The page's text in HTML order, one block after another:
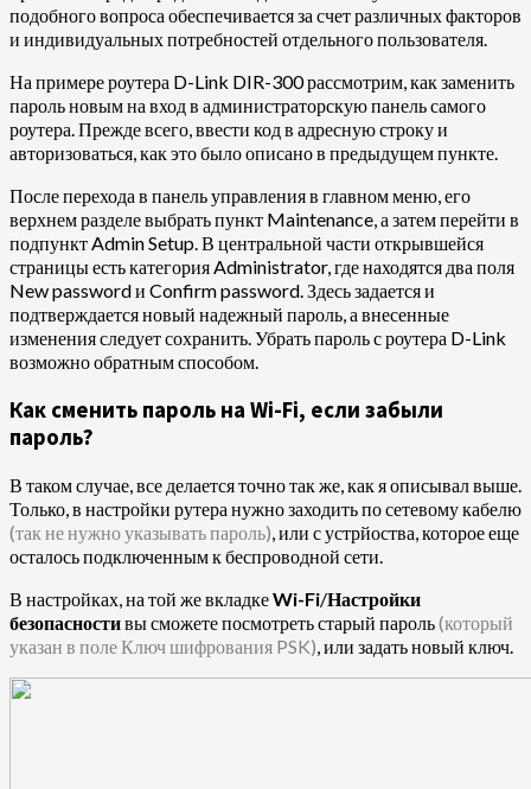
подобного вопроса обеспечивается за счет различных факторов
и индивидуальных потребностей отдельного пользователя.
На примере роутера D-Link DIR-300 рассмотрим, как заменить
пароль новым на вход в администраторскую панель самого
роутера. Прежде всего, ввести код в адресную строку и
авторизоваться, как это было описано в предыдущем пункте.
После перехода в панель управления в главном меню, его
верхнем разделе выбрать пункт Maintenance, а затем перейти в
подпункт Admin Setup. В центральной части открывшейся
страницы есть категория Administrator, где находятся два поля
New password и Confirm password. Здесь задается и
подтверждается новый надежный пароль, а внесенные
изменения следует сохранить. Убрать пароль с роутера D-Link
возможно обратным способом.
Как сменить пароль на Wi-Fi, если забыли
пароль?
В таком случае, все делается точно так же, как я описывал выше.
Только, в настройки рутера нужно заходить по сетевому кабелю
(так не нужно указывать пароль), или с устрйоства, которое еще
осталось подключенным к беспроводной сети.
В настройках, на той же вкладкеWi-Fi/Настройки
безопасностивы сможете посмотреть старый пароль(который
указан в поле Ключ шифрования PSK), или задать новый ключ.